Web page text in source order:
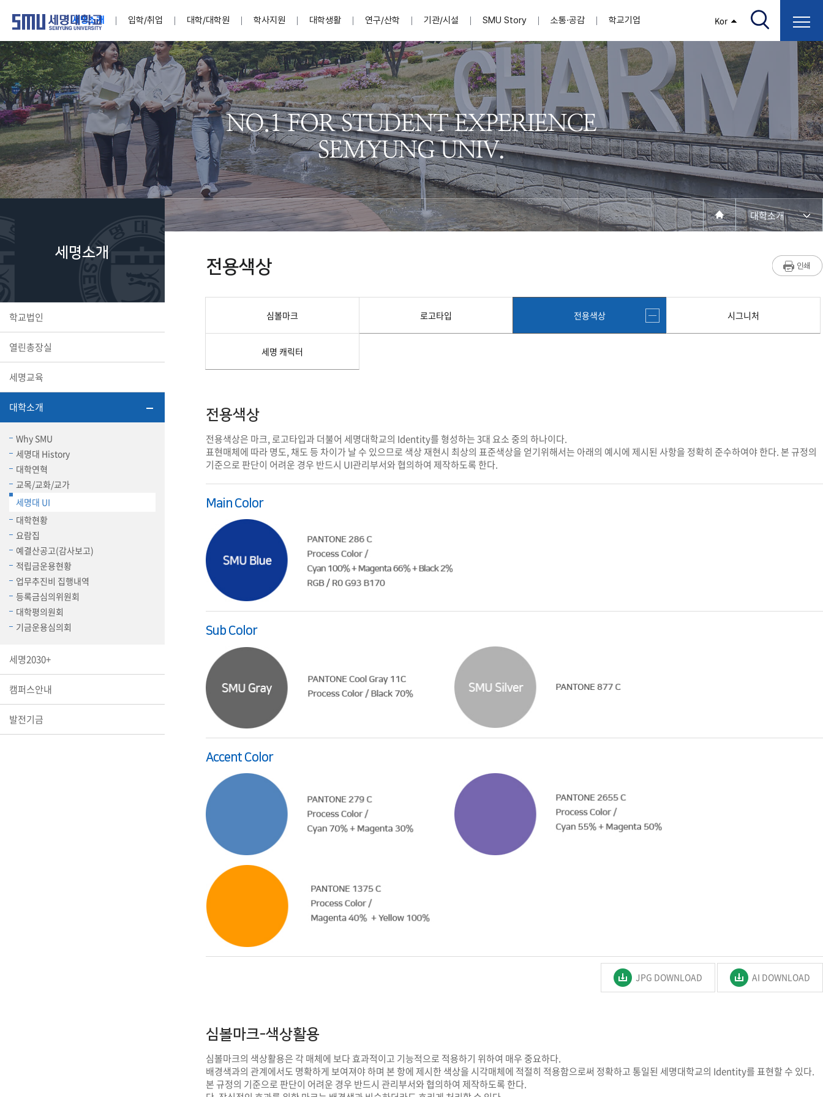
Kor
세명소개
세명소개
인재양성이 국가의 미래
세상을 밝게 비추는 인재양성
사이버투어 홍보브로슈어
학교법인
설립자발자취 이사장인사말 법인소개
자매회사 및 기관
임원현황
이사회(개최, 회의록)
학교법인 임원과 친족관계에 있는 교직원 현황
열린총장실
인사말 역대총장
제8,9대 총장 이용걸
제6,7대 총장 김유성
제5대 총장 김광림
제4대 총장 염재선
건학이념 세명인재상 인재상과 5대핵심역량
대학소개
Why SMU 세명대 History 대학연혁 교목/교화/교가 세명대 UI 대학현황
예산공고
결산공고
등록금심의위원회
등록금심의위원회 회의록
기본방향
교양교육 체계도
전공 체계도
캠퍼스안내
캠퍼스투어 오시는길 통학버스 안내
입학/취업
입학/취업
인재양성이 국가의 미래
세상을 밝게 비추는 인재양성
사이버투어 홍보브로슈어
대학
입학홈페이지 입학정보통합시스템(합격조회/고지서출력/납부조회)
대학원
일반ㆍ경영행정복지대학원 저널리즘대학원
International
Students
취·창업지원처
취·창업지원처 소개 학생종합경력시스템 세빈샵(온라인학생창업몰)
대학/대학원
대학/대학원
인재양성이 국가의 미래
세상을 밝게 비추는 인재양성
사이버투어 홍보브로슈어
대학
인문예술대학
미디어콘텐츠창작학과
외국어학부
아트앤산업디자인학과
실내디자인학과
시각·영상디자인학과
패션디자인학과
공연예술학과
영화웹툰애니메이션학과
미디어문화학부
사회과학대학
경찰학과
행정학과
법학과
부동산지적학과
소방방재학과
경영학과
회계세무금융학과
글로벌물류학과
호텔경영학과
관광경영학과
항공서비스학과
AI융합대학
AI컴퓨터학부
스마트IT학부
전기공학과
전자공학과
건축학과
건설환경공학과
환경에너지학과
전기전자공학과
재난안전학과
보건안전공학과
보건바이오대학
간호학과
작업치료학과
임상병리학과
바이오제약산업학부
바이오코스메틱학과
뷰티케어학과
바이오식품영양학부
동물보건학과
생활체육학과
반려동물산업학과
한의과대학 교양대학
연계전공
라이프복지상담학과
일반ㆍ경영행정복지대학원
평생교육원
학사지원
학사지원
인재양성이 국가의 미래
세상을 밝게 비추는 인재양성
사이버투어 홍보브로슈어
학사공지
학사일정
학사정보
교직과정안내
교직교육 목적 및 교육목표
이수안내
교직과목 해설
신청서 다운로드
연계전공
연계전공안내
e-Book디자인ㆍ제작학
정밀의료인공지능융합학
화장품생명융합학
천연물소재융합학
AI융합전공
스마트이차전지시스템공학
수강신청
수강신청
동일과목전공인정
재수강
수강포기
계절학기
전자출결
강의건물 약자표시
성적 특별학점
복수(부)전공
학적변동(휴학·복학·제적·재입학)
휴학
자퇴
졸업
조기졸업
장학안내
장학제도 장학금신청ㆍ지급
학칙규정
제ㆍ증명서발급
학사자료실
Career Guidance
로그램)
학생설계전공 사례
전과/복수(부)·학생설계전공 관련
진로 컨설팅 우수사례
대학생활
대학생활
인재양성이 국가의 미래
세상을 밝게 비추는 인재양성
사이버투어 홍보브로슈어
대학생활 안내영상
학생지원
학생상담/심리 권익보호 사회봉사지원센터
센터 및 조직소개
규정집
주요업무
봉사단운영
장애학생지원센터
소개
지원서비스
장애학생도우미
찾아오시는길
학습역량강화
취업진로상담
학생증발급
학생활동
대학축제 학생자치기구
총학생회
학생커뮤니티 학생사회봉사 학생위원회
학생생활관 보건진료소 체육시설 편의시설
웰니스센터
65번가
통학버스
국내외 교류현황
해외어학연수
병무행정
예비군연대소개 전입신청안내 교육훈련안내 훈련연기/보류안내
학군단(ROTC)
ROTC제도란?
후보생 및 임관 후 혜택
교내교육 및 입영훈련
학군단소개
지휘관 소개
학습활동
봉사활동
예도
체육활동
학군단 건물
지원/선발절차
지원자격
세부선발방법
IT지원안내
연구/산학
연구/산학
인재양성이 국가의 미래
세상을 밝게 비추는 인재양성
사이버투어 홍보브로슈어
산학협력단
산학협력단 소개 연구지원 지식재산권 부속기관 정보광장(자료실)
교내연구지원
교내학술연구비 지원 국제학술지 논문게재 지원
학술저서발간 지원
국제학술회의 참가경비 지원
학술대회 참가경비 지원 부설연구소 학술회의 개최 경비 지원
연구윤리
세명대학교 연구윤리 생명윤리위원회 동물실험윤리위원회
LINC+ 사업단
기관/시설
기관/시설
인재양성이 국가의 미래
세상을 밝게 비추는 인재양성
사이버투어 홍보브로슈어
기구조직표
특별기구
교육혁신·학생성공본부 대학혁신사업단 대학일자리플러스센터 인권센터
대학본부
교무연구처 기획실 학생처 사무처 입학관리본부 국제교류처
취ㆍ창업지원처
산학협력단
부속기관
학술정보원 평생교육원 편집방송국 학생생활관 보건진료소
예비군연대
공자학원
부설연구소
연구소 조직
연구소 조직
연구소 조직
구성원소개
연구 및 자료실
산학협력 산하기관
산학협력단 세명창업보육센터 지역협력센터
도심관광활성화센터
화장품·건강기능식품 임상시험센터(SMCTC)
ANCHOR사업단
부속제천한방병원
기타 교내기관
SMU Story
SMU Story
인재양성이 국가의 미래
세상을 밝게 비추는 인재양성
사이버투어 홍보브로슈어
News@SMU
공지사항
일반공지 장학 및 학사안내 입찰공고 정보보호
채용공고
교원(강사,겸임교원포함)채용정보
행사안내
보도자료
Photo SMU
학생활동 캠퍼스풍경
온라인접수시스템
온라인접수시스템
소통·공감
소통·공감
인재양성이 국가의 미래
세상을 밝게 비추는 인재양성
사이버투어 홍보브로슈어
소통·공감
공익신고
학교기업
학교기업
인재양성이 국가의 미래
세상을 밝게 비추는 인재양성
사이버투어 홍보브로슈어
학교기업
세명네이처
세네뜨리아
S:MU 스포츠 아카데
미
S:MU LifeLap 다이
S:MU FoodLap 또
세명소개
학교법인
열린총장실
세명교육
대학소개
Why SMU
세명대 History
대학연혁
교목/교화/교가
세명대 UI
대학현황
요람집
예결산공고(감사보고)
적립금운용현황
업무추진비 집행내역
등록금심의위원회
대학평의원회
기금운용심의회
세명2030+
캠퍼스안내
발전기금
대학소개
입학/취업
대학/대학원
학사지원
전용색상
심볼마크 로고타입 전용색상 시그니처
세명 캐릭터
전용색상
전용색상은 마크, 로고타입과 더불어 세명대학교의 Identity를 형성하는 3대 요소 중의 하나이다.
표현매체에 따라 명도, 채도 등 차이가 날 수 있으므로 색상 재현시 최상의 표준색상을 얻기위해서는 아래의 예시에 제시된 사항을 정확히 준수하여야 한다. 본 규정의
기준으로 판단이 어려운 경우 반드시 UI관리부서와 협의하여 제작하도록 한다.
Main Color
Sub Color
Accent Color
JPG DOWNLOAD AI DOWNLOAD
심볼마크-색상활용
심볼마크의 색상활용은 각 매체에 보다 효과적이고 기능적으로 적용하기 위하여 매우 중요하다.
배경색과의 관계에서도 명확하게 보여져야 하며 본 항에 제시한 색상을 시각매체에 적절히 적용함으로써 정확하고 통일된 세명대학교의 Identity를 표현할 수 있다.
본 규정의 기준으로 판단이 어려운 경우 반드시 관리부서와 협의하여 제작하도록 한다.